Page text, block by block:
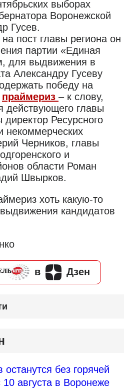
выборах
Воронежской
Гусев.
пост главы региона он
партии «Единая
для выдвижения в
Александру Гусеву
победу на
праймериз – к слову,
действующего главы
директор Ресурсного
некоммерческих
Черников, главы
и
области Роман
Швырков.
хоть какую-то
кандидатов
в Дзен
без горячей
августа в Воронеже